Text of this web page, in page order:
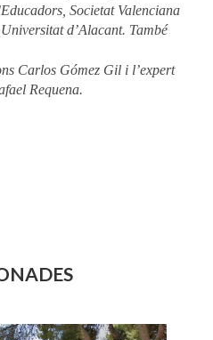
Societat Valenciana
d’Alacant. També
Carlos Gómez Gil i l’expert
Requena.